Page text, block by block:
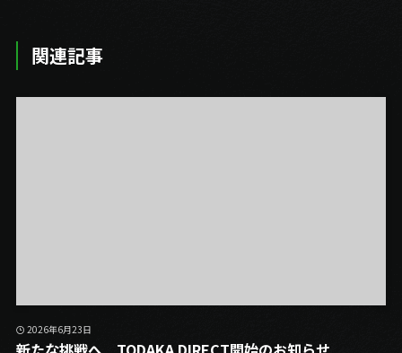
関連記事
2026年6月23日